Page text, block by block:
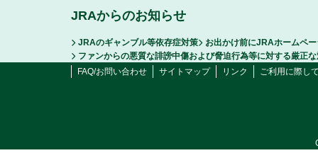
JRAからのお知らせ
JRAのギャンブル等依存症対策
お出かけ前にJRAホームペ
ファンからの悪質な誹謗中傷および脅迫行為等に対する厳正
FAQ/お問い合わせ
サイトマップ リンク ご利用に際し